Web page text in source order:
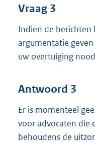
Vraag 3
Indien de berichten
argumentatie
uw overtuiging
Antwoord 3
Er is momenteel
voor advocaten die
behoudens de